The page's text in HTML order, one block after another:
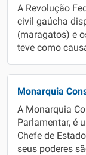
A Revolução
civil gaúcha
(maragatos) e
teve como
Monarquia
A Monarquia
Parlamentar, é
Chefe de
seus poderes